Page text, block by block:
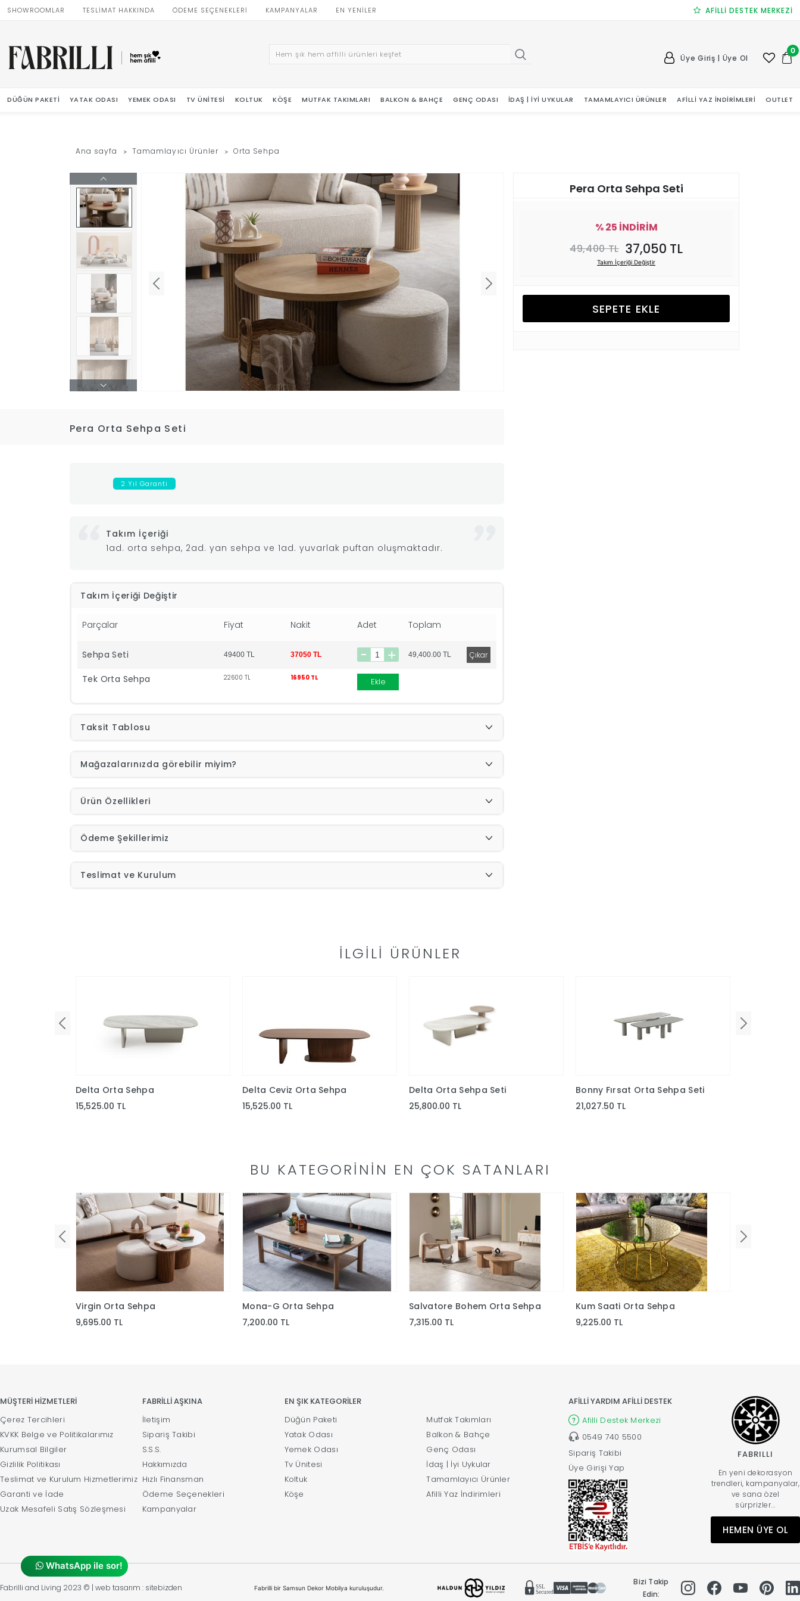
SHOWROOMLAR TESLİMAT HAKKINDA ÖDEME SEÇENEKLERİ KAMPANYALAR EN YENILER AFİLLİ DESTEK MERKEZİ
Üye Giriş | Üye Ol
0
DÜĞÜN PAKETI YATAK ODASI YEMEK ODASI TV ÜNITESI KOLTUK KÖŞE MUTFAK TAKIMLARI BALKON & BAHÇE GENÇ ODASI İDAŞ | İYI UYKULAR TAMAMLAYICI ÜRÜNLER AFILLI YAZ İNDIRIMLERI OUTLET
Ana sayfa Tamamlayıcı Ürünler Orta Sehpa
Pera Orta Sehpa Seti
2 Yıl Garanti
Takım İçeriği
1ad. orta sehpa, 2ad. yan sehpa ve 1ad. yuvarlak puftan oluşmaktadır.
Takım İçeriği Değiştir
Parçalar Fiyat Nakit Adet Toplam
Sehpa Seti 49400 TL 37050 TL 49,400.00 TL
Tek Orta Sehpa 22600 TL 16950 TL Ekle
Taksit Tablosu
Mağazalarınızda görebilir miyim?
Ürün Özellikleri
Ödeme Şekillerimiz
Teslimat ve Kurulum
Pera Orta Sehpa Seti
% 25 İNDİRİM
49,400 TL 37,050 TL
Takım İçeriği Değiştir
SEPETE EKLE
İLGILI ÜRÜNLER
Delta Orta Sehpa
15,525.00 TL
Delta Ceviz Orta Sehpa
15,525.00 TL
Delta Orta Sehpa Seti
25,800.00 TL
Bonny Fırsat Orta Sehpa Seti
21,027.50 TL
BU KATEGORININ EN ÇOK SATANLARI
Virgin Orta Sehpa
9,695.00 TL
Mona-G Orta Sehpa
7,200.00 TL
Salvatore Bohem Orta Sehpa
7,315.00 TL
Kum Saati Orta Sehpa
9,225.00 TL
MÜŞTERİ HİZMETLERİ
Çerez Tercihleri
KVKK Belge ve Politikalarımız
Kurumsal Bilgiler
Gizlilik Politikası
Teslimat ve Kurulum Hizmetlerimiz
Garanti ve İade
Uzak Mesafeli Satış Sözleşmesi
FABRİLLİ AŞKINA
İletişim
Sipariş Takibi
S.S.S.
Hakkımızda
Hızlı Finansman
Ödeme Seçenekleri
Kampanyalar
EN ŞIK KATEGORİLER
Düğün Paketi
Yatak Odası
Yemek Odası
Tv Ünitesi
Koltuk
Köşe
Mutfak Takımları
Balkon & Bahçe
Genç Odası
İdaş | İyi Uykular
Tamamlayıcı Ürünler
Afilli Yaz İndirimleri
AFİLLİ YARDIM AFİLLİ DESTEK
Afilli Destek Merkezi
0549 740 5500
Sipariş Takibi
Üye Girişi Yap
FABRILLI
En yeni dekorasyon
trendleri, kampanyalar,
ve sana özel
sürprizler...
HEMEN ÜYE OL
Fabrilli and Living 2023 © | web tasarım : sitebizden Fabrilli bir Samsun Dekor Mobilya kuruluşudur.
Bizi Takip
Edin:
WhatsApp ile sor!